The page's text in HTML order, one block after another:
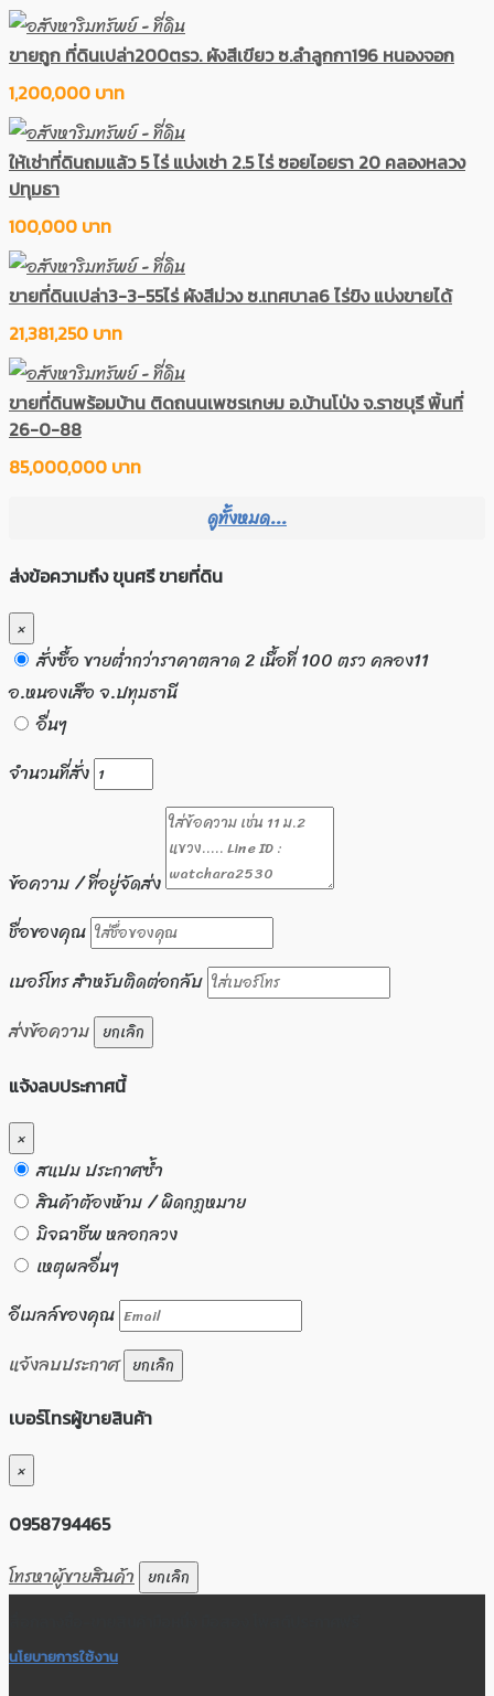
ขายถูก ที่ดินเปล่า200ตรว. ผังสีเขียว ซ.ลำลูกกา196 หนองจอก
1,200,000 บาท
ให้เช่าที่ดินถมแล้ว 5 ไร่ แบ่งเช่า 2.5 ไร่ ซอยไอยรา 20 คลองหลวง
ปทุมธา
100,000 บาท
ขายที่ดินเปล่า3-3-55ไร่ ผังสีม่วง ซ.เทศบาล6 ไร่ขิง แบ่งขายได้
21,381,250 บาท
ขายที่ดินพร้อมบ้าน ติดถนนเพชรเกษม อ.บ้านโป่ง จ.ราชบุรี พิ้นที่
26-0-88
85,000,000 บาท
ดูทั้งหมด...
ส่งข้อความถึง ขุนศรี ขายที่ดิน
×
สั่งซื้อ ขายต่ำกว่าราคาตลาด 2 เนื้อที่ 100 ตรว คลอง11
อ.หนองเสือ จ.ปทุมธานี
อื่นๆ
จำนวนที่สั่ง
ข้อความ / ที่อยู่จัดส่ง
ชื่อของคุณ
เบอร์โทร สำหรับติดต่อกลับ
ส่งข้อความ ยกเลิก
แจ้งลบประกาศนี้
×
สแปม ประกาศซ้ำ
สินค้าต้องห้าม / ผิดกฏหมาย
มิจฉาชีพ หลอกลวง
เหตุผลอื่นๆ
อีเมลล์ของคุณ
แจ้งลบประกาศ ยกเลิก
เบอร์โทรผู้ขายสินค้า
×
0958794465
โทรหาผู้ขายสินค้า ยกเลิก
นโยบายการใช้งาน